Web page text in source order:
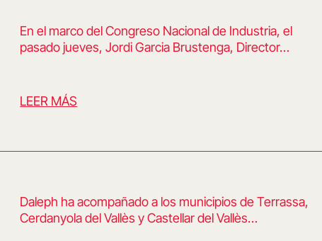
En el marco del Congreso Nacional de Industria, el
pasado jueves, Jordi Garcia Brustenga, Director…
LEER MÁS
Daleph ha acompañado a los municipios de Terrassa,
Cerdanyola del Vallès y Castellar del Vallès…